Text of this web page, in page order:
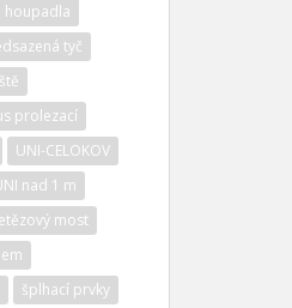
houpadla
tyč
prolezací
UNI-CELOKOV
nad 1 m
most
šplhací prvky